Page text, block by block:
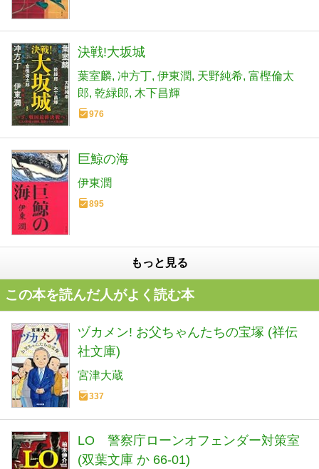
決戦!大坂城
葉室麟 冲方丁 伊東潤 天野純希 富樫倫太
郎 乾緑郎 木下昌輝
976
巨鯨の海
伊東潤
895
もっと見る
この本を読んだ人がよく読む本
ヅカメン! お父ちゃんたちの宝塚 (祥伝
社文庫)
宮津大蔵
337
LO 警察庁ローンオフェンダー対策室
(双葉文庫 か 66-01)